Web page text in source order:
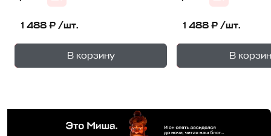
1 488 ₽ /шт.
В корзину
1уп.
1 488 ₽ /шт.
В 1